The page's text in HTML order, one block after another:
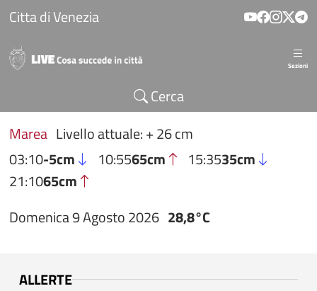
Salta al contenuto principale
Citta di Venezia
Sezioni
Cerca
Marea Livello attuale: + 26 cm
03:10-5cm 10:5565cm 15:3535cm
21:1065cm
Domenica 9 Agosto 2026 28,8°C
ALLERTE